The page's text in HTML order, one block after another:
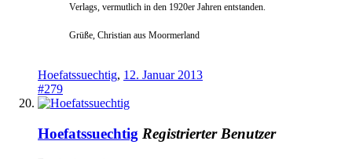
Verlags, vermutlich in den 1920er Jahren entstanden.
Grüße, Christian aus Moormerland
Hoefatssuechtig, 12. Januar 2013
#279
Hoefatssuechtig Registrierter Benutzer